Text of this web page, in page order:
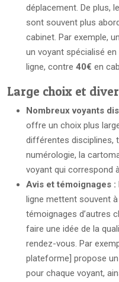
déplacement. De plus,
sont souvent plus
cabinet. Par exemple,
un voyant spécialisé
ligne, contre 40€ en
Large choix et
Nombreux voyants
offre un choix plus
différentes disciplines,
numérologie, la
voyant qui correspond
Avis et témoignages :
ligne mettent souvent
témoignages d’autres
faire une idée de la
rendez-vous. Par
plateforme] propose
pour chaque voyant,